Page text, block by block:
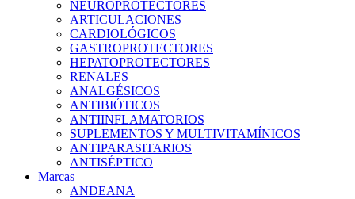
NEUROPROTECTORES
ARTICULACIONES
CARDIOLÓGICOS
GASTROPROTECTORES
HEPATOPROTECTORES
RENALES
ANALGÉSICOS
ANTIBIÓTICOS
ANTIINFLAMATORIOS
SUPLEMENTOS Y MULTIVITAMÍNICOS
ANTIPARASITARIOS
ANTISÉPTICO
Marcas
ANDEANA